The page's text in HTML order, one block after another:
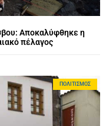
Αποκαλύφθηκε η
πέλαγος
ΠΟΛΙΤΙΣΜΌΣ